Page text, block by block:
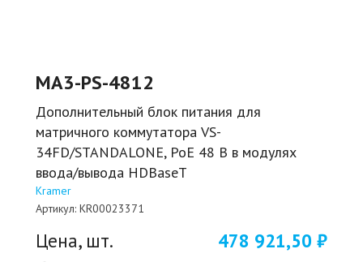
MA3-PS-4812
Дополнительный блок питания для
матричного коммутатора VS-
34FD/STANDALONE, PoE 48 В в модулях
ввода/вывода HDBaseT
Kramer
Артикул: KR00023371
Цена, шт. 478 921,50 ₽